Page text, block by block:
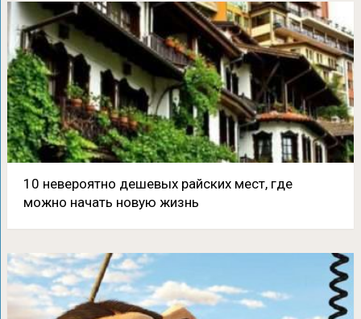
10 невероятно дешевых райских мест, где
можно начать новую жизнь